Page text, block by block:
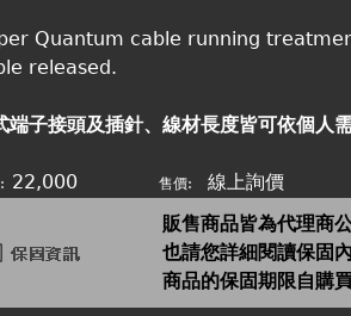
Quantum cable running
released.
端子接頭及插針、線材長度皆可依個人
22,000 售價:
線上詢價
販售商品皆為代理商
也請您詳細閱讀保固
商品的保固期限自購